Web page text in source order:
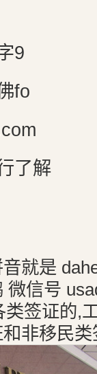
9
fo
了解
就是
微信号
签证的,
非移民